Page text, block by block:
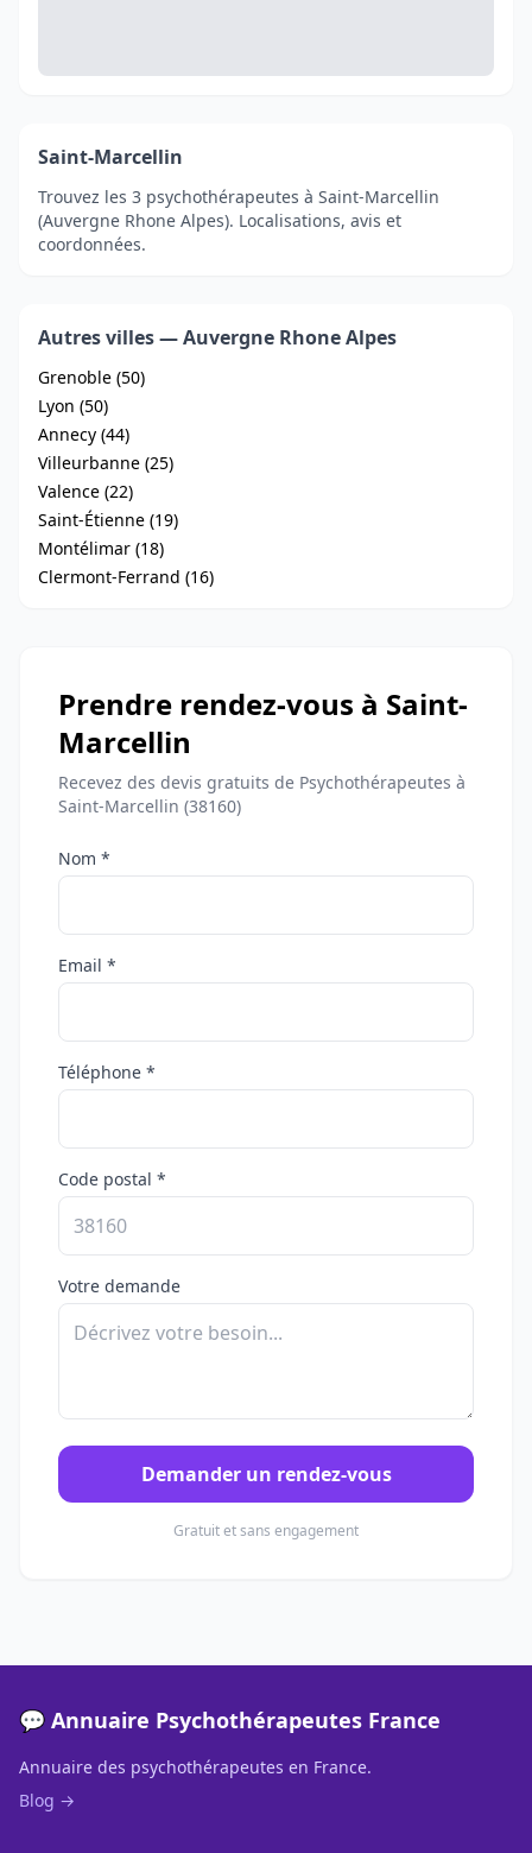
Saint-Marcellin
Trouvez les 3 psychothérapeutes à Saint-Marcellin
(Auvergne Rhone Alpes). Localisations, avis et
coordonnées.
Autres villes — Auvergne Rhone Alpes
Grenoble (50)
Lyon (50)
Annecy (44)
Villeurbanne (25)
Valence (22)
Saint-Étienne (19)
Montélimar (18)
Clermont-Ferrand (16)
Prendre rendez-vous à Saint-
Marcellin
Recevez des devis gratuits de Psychothérapeutes à
Saint-Marcellin (38160)
Nom *
Email *
Téléphone *
Code postal *
Votre demande
Demander un rendez-vous
Gratuit et sans engagement
💬 Annuaire Psychothérapeutes France
Annuaire des psychothérapeutes en France.
Blog →